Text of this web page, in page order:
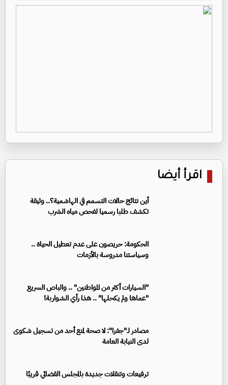
اقرأ أيضا
أين نتائج حالات التسمم في الهاشمية؟.. وثيقة
تكشف طلبا رسميا لفحص مياه الشرب
الحكومة: حريصون على عدم تعطيل الحياة ..
وسياستنا مدروسة بالأزمات
"السيارات أكثر من المواطنين" .. والباص السريع
"عماها ولم يكحلها" .. هذا رأي الشواربة!
مصادر لـ"جفرا": لا صحة لمنع أحد من تسجيل شكوى
لدى النيابة العامة
ترفيعات وتنقلات جديدة بالمجلس القضائي قريبًا